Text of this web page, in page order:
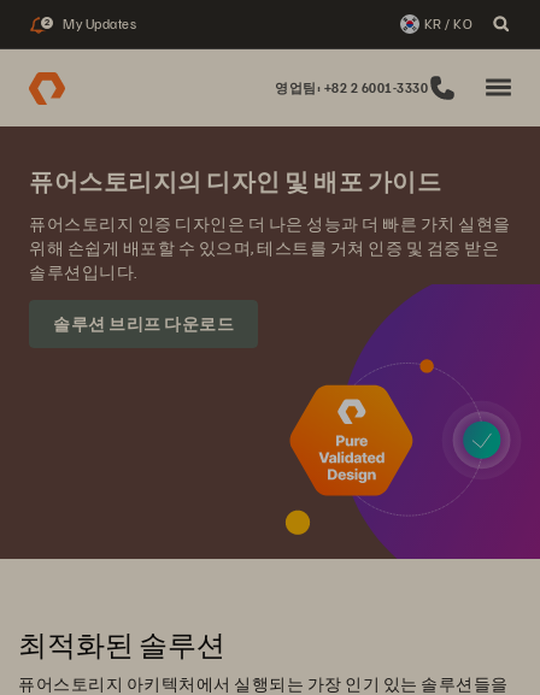
2 My Updates KR / KO
영업팀: +82 2 6001-3330
퓨어스토리지의 디자인 및 배포 가이드
퓨어스토리지 인증 디자인은 더 나은 성능과 더 빠른 가치 실현을
위해 손쉽게 배포할 수 있으며, 테스트를 거쳐 인증 및 검증 받은
솔루션입니다.
솔루션 브리프 다운로드
최적화된 솔루션
퓨어스토리지 아키텍처에서 실행되는 가장 인기 있는 솔루션들을